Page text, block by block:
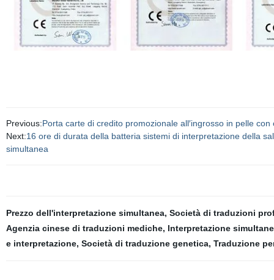
Previous:Porta carte di credito promozionale all′ingrosso in pelle
Next:16 ore di durata della batteria sistemi di interpretazione della
simultanea
Prezzo dell'interpretazione simultanea, Società di traduzioni
Agenzia cinese di traduzioni mediche, Interpretazione
e interpretazione, Società di traduzione genetica, Traduzione